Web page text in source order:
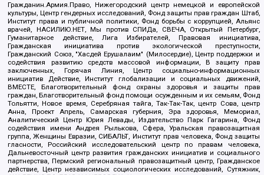
Гражданин.Армия.Право, Нижегородский центр немецкой и европейской
культуры, Центр гендерных исследований, Фонд защиты прав граждан Штаб,
Институт права и публичной политики, Фонд борьбы с коррупцией, Альянс
врачей, НАСИЛИЮ.НЕТ, Мы против СПИДа, СВЕЧА, Открытый Петербург,
Гуманитарное действие, Лига Избирателей, Правовая инициатива,
Гражданская инициатива против экологической преступности,
Гражданский Союз, "Хасдей Ерушалаим" (Милосердие), Центр поддержки и
содействия развитию средств массовой информации, В защиту прав
заключенных, Горячая Линия, Центр социально-информационных
инициатив Действие, Институт глобализации и социальных движений,
ВМЕСТЕ, Благотворительный фонд охраны здоровья и защиты прав
граждан, Благотворительный фонд помощи осужденным и их семьям, Фонд
Тольятти, Новое время, Серебряная тайга, Так-Так-Так, центр Сова, центр
Анна, Проект Апрель, Самарская губерния, Эра здоровья, Мемориал,
Аналитический Центр Юрия Левады, Издательство Парк Гагарина, Фонд
содействия имени Андрея Рылькова, Сфера, Уральская правозащитная
группа, Женщины Евразии, СИБАЛЬТ, Институт прав человека, Фонд защиты
гласности, Российский исследовательский центр по правам человека,
Дальневосточный центр развития гражданских инициатив и социального
партнерства, Пермский региональный правозащитный центр, Гражданское
действие, Центр независимых социологических исследований, Сутяжник,